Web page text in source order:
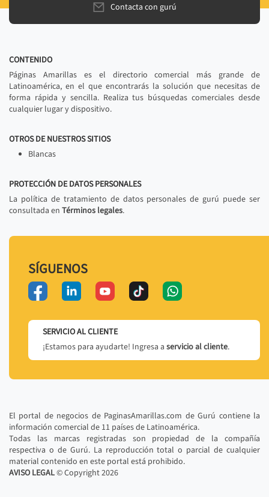
Contacta con gurú
CONTENIDO
Páginas Amarillas es el directorio comercial más grande de
Latinoamérica, en el que encontrarás la solución que necesitas de
forma rápida y sencilla. Realiza tus búsquedas comerciales desde
cualquier lugar y dispositivo.
OTROS DE NUESTROS SITIOS
Blancas
PROTECCIÓN DE DATOS PERSONALES
La política de tratamiento de datos personales de gurú puede ser
consultada en Términos legales.
SÍGUENOS
SERVICIO AL CLIENTE
¡Estamos para ayudarte! Ingresa a servicio al cliente.
El portal de negocios de PaginasAmarillas.com de Gurú contiene la
información comercial de 11 países de Latinoamérica.
Todas las marcas registradas son propiedad de la compañía
respectiva o de Gurú. La reproducción total o parcial de cualquier
material contenido en este portal está prohibido.
AVISO LEGAL© Copyright2026